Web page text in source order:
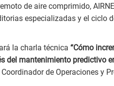
de aire comprimido,
especializadas y el ciclo
la charla técnica “Cómo
del mantenimiento predictivo
de Operaciones y